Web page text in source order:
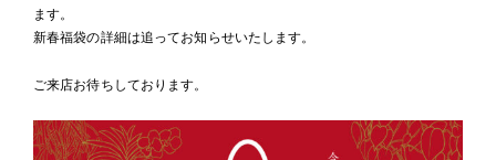
ます。
新春福袋の詳細は追ってお知らせいたします。
ご来店お待ちしております。